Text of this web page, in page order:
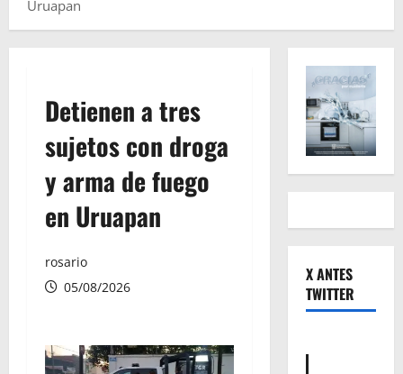
Uruapan
Detienen a tres
sujetos con droga
y arma de fuego
en Uruapan
rosario
05/08/2026
X ANTES
TWITTER